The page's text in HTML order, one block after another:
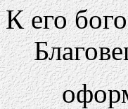
К его